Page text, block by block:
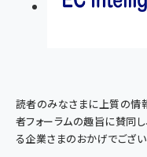
読者のみなさまに上質の情
者フォーラムの趣旨に賛同
る企業さまのおかげでござい